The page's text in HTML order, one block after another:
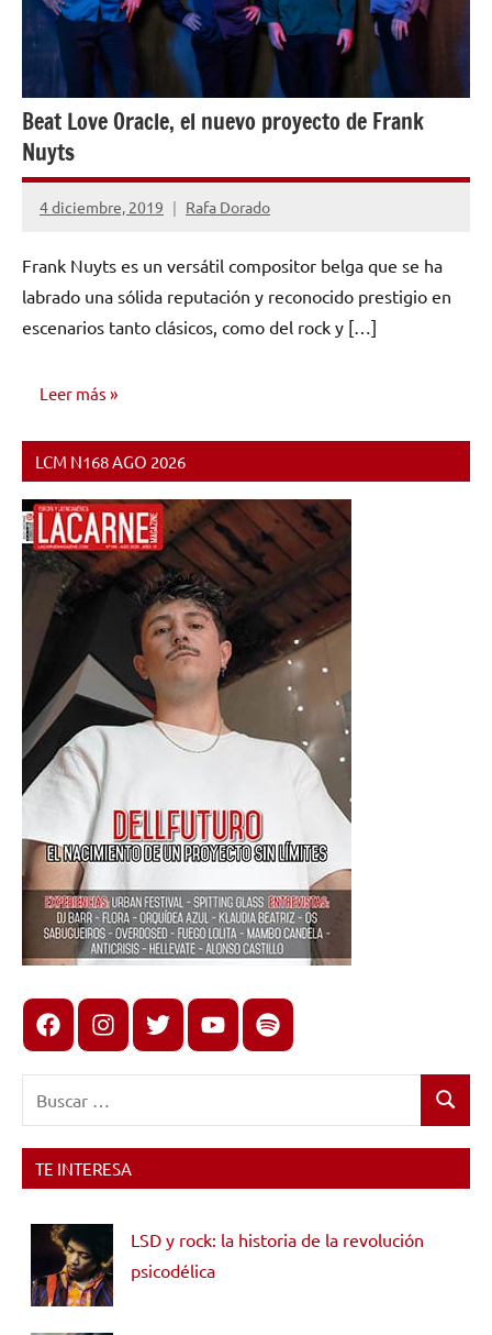
Beat Love Oracle, el nuevo proyecto de Frank
Nuyts
4 diciembre, 2019 Rafa Dorado
No
comentarios
Frank Nuyts es un versátil compositor belga que se ha
labrado una sólida reputación y reconocido prestigio en
escenarios tanto clásicos, como del rock y […]
Leer más
OPINIÓN
LCM N168 AGO 2026
FacebookInstagram
X youtubespotify
Buscar
TE INTERESA
LSD y rock: la historia de la revolución
psicodélica